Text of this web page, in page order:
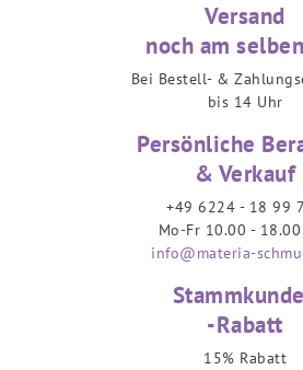
Versand
noch am
Bei Bestell- &
bis 14 Uhr
Persönliche
& Verkauf
+49 6224 - 18 99
Mo-Fr 10.00 -
info@materia-
-Rabatt
15% Rabatt